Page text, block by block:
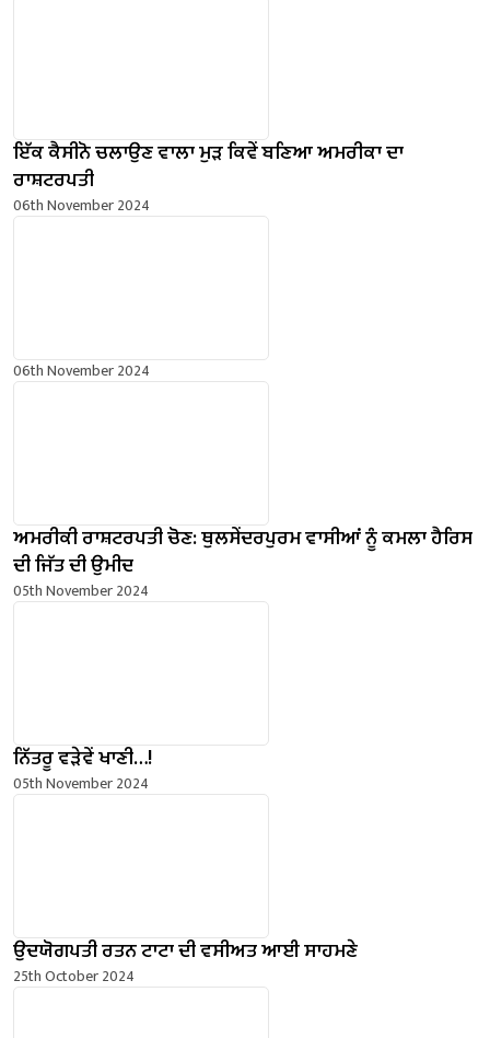
ਇੱਕ ਕੈਸੀਨੋ ਚਲਾਉਣ ਵਾਲਾ ਮੁੜ ਕਿਵੇਂ ਬਣਿਆ ਅਮਰੀਕਾ ਦਾ
ਰਾਸ਼ਟਰਪਤੀ
06th November 2024
06th November 2024
ਅਮਰੀਕੀ ਰਾਸ਼ਟਰਪਤੀ ਚੋਣ: ਥੁਲਸੇਂਦਰਪੁਰਮ ਵਾਸੀਆਂ ਨੂੰ ਕਮਲਾ ਹੈਰਿਸ
ਦੀ ਜਿੱਤ ਦੀ ਉਮੀਦ
05th November 2024
ਨਿੱਤਰੂ ਵੜੇਵੇਂ ਖਾਣੀ…!
05th November 2024
ਉਦਯੋਗਪਤੀ ਰਤਨ ਟਾਟਾ ਦੀ ਵਸੀਅਤ ਆਈ ਸਾਹਮਣੇ
25th October 2024